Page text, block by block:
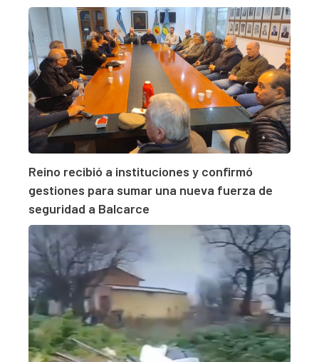
Reino recibió a instituciones y confirmó
gestiones para sumar una nueva fuerza de
seguridad a Balcarce